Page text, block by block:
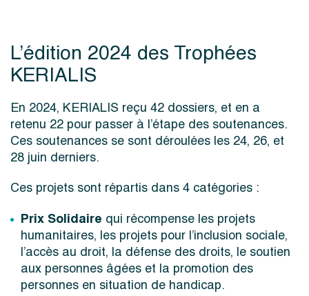
L’édition 2024 des Trophées
KERIALIS
En 2024, KERIALIS reçu 42 dossiers, et en a
retenu 22 pour passer à l’étape des soutenances.
Ces soutenances se sont déroulées les 24, 26, et
28 juin derniers.
Ces projets sont répartis dans 4 catégories :
Prix Solidaire qui récompense les projets
humanitaires, les projets pour l’inclusion sociale,
l’accès au droit, la défense des droits, le soutien
aux personnes âgées et la promotion des
personnes en situation de handicap.